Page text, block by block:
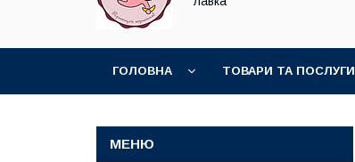
ГОЛОВНА ТОВАРИ ТА ПОСЛУГИ